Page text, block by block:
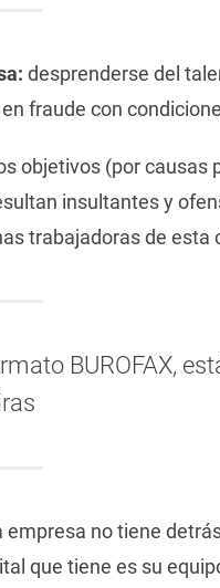
desprenderse del
fraude con
objetivos (por causas
insultantes y
trabajadoras de esta
BUROFAX,
no tiene
que tiene es su